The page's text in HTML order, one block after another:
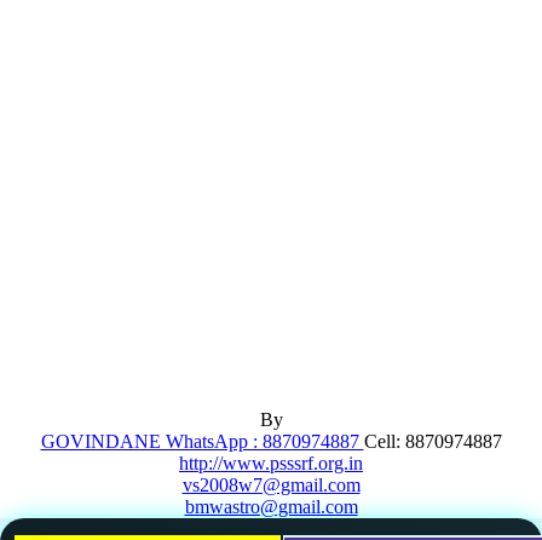
By
GOVINDANE WhatsApp : 8870974887 Cell: 8870974887
http://www.psssrf.org.in
vs2008w7@gmail.com
bmwastro@gmail.com